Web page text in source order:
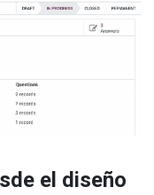
el diseño